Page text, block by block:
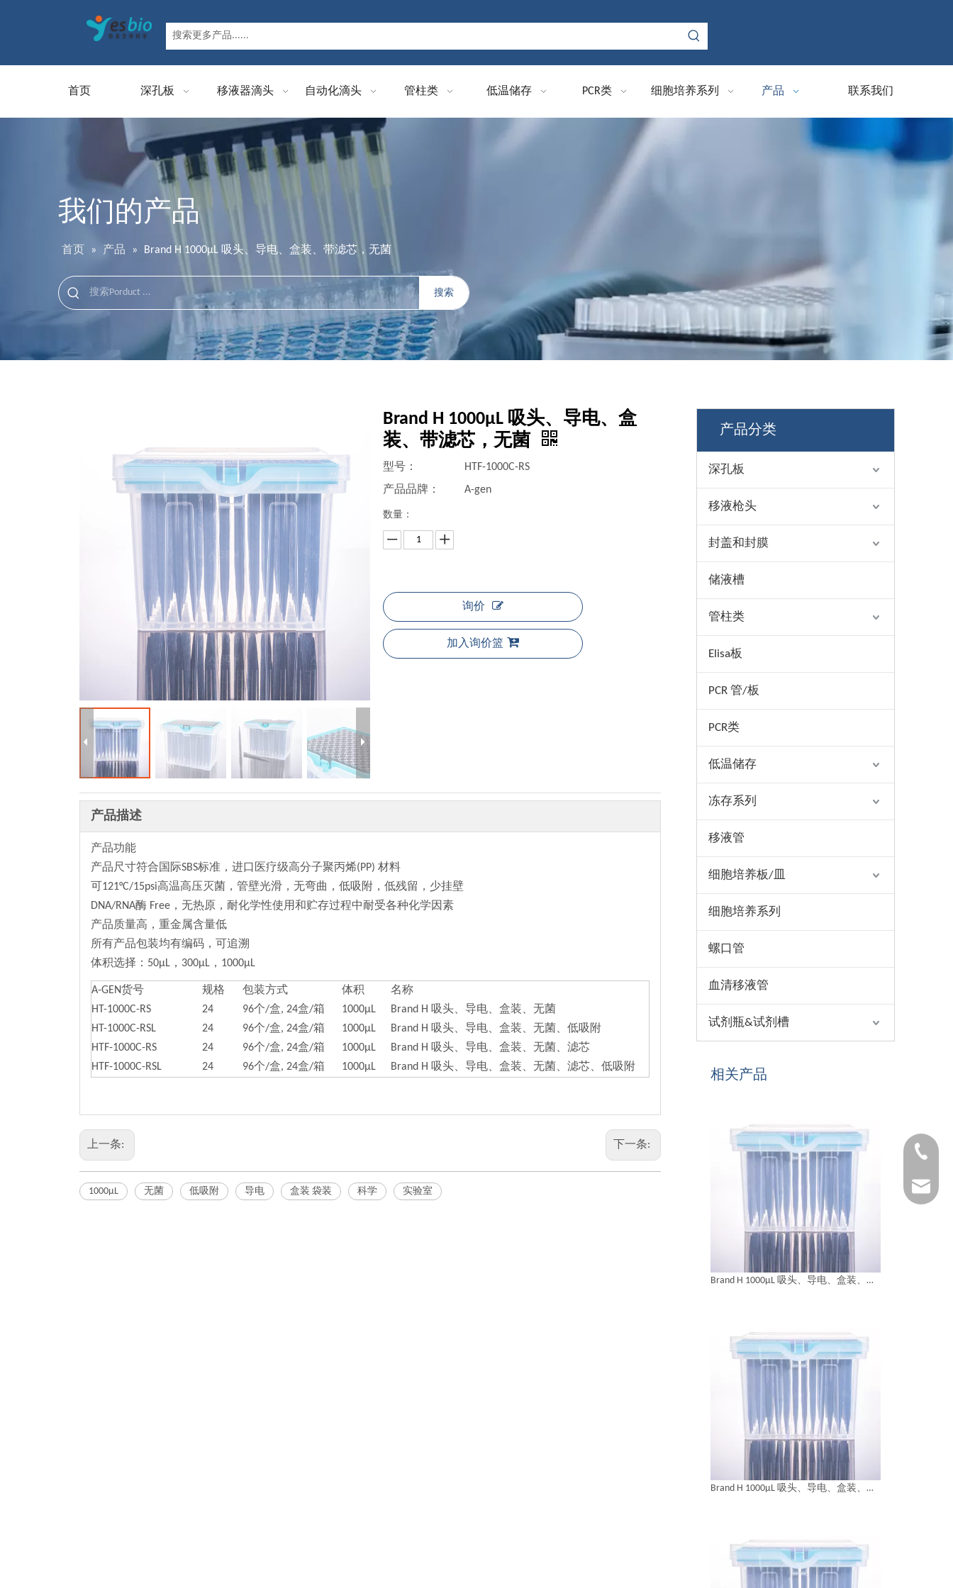
首页 深孔板 移液器滴头 自动化滴头 管柱类 低温储存 PCR类 细胞培养系列 产品 联系我们
我们的产品
首页 » 产品 » Brand H 1000μL 吸头、导电、盒装、带滤芯，无菌
搜索
Brand H 1000μL 吸头、导电、盒
装、带滤芯，无菌
型号：
HTF-1000C-RS
产品品牌：
A-gen
数量：
询价
加入询价篮
产品描述
产品功能
产品尺寸符合国际SBS标准，进口医疗级高分子聚丙烯(PP) 材料
可121°C/15psi高温高压灭菌，管壁光滑，无弯曲，低吸附，低残留，少挂壁
DNA/RNA酶 Free，无热原，耐化学性使用和贮存过程中耐受各种化学因素
产品质量高，重金属含量低
所有产品包装均有编码，可追溯
体积选择：50µL，300µL，1000µL
A-GEN货号 规格 包装方式 体积
名称
HT-1000C-RS
24 96个/盒, 24盒/箱 1000μL
Brand H 吸头、导电、盒装、无菌
HT-1000C-RSL
24 96个/盒, 24盒/箱 1000μL
Brand H 吸头、导电、盒装、无菌、低吸附
HTF-1000C-RS
24 96个/盒, 24盒/箱 1000μL
Brand H 吸头、导电、盒装、无菌、滤芯
HTF-1000C-RSL
24 96个/盒, 24盒/箱 1000μL Brand H 吸头、导电、盒装、无菌、滤芯、低吸附
上一条: 下一条:
1000μL 无菌 低吸附 导电 盒装 袋装 科学 实验室
产品分类
深孔板
移液枪头
封盖和封膜
储液槽
管柱类
Elisa板
PCR 管/板
PCR类
低温储存
冻存系列
移液管
细胞培养板/皿
细胞培养系列
螺口管
血清移液管
试剂瓶&试剂槽
相关产品
Brand H 1000μL 吸头、导电、盒装、无菌
Brand H 1000μL 吸头、导电、盒装、无菌，低吸附